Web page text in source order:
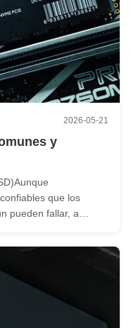
2026-05-21
y
que los
pueden fallar, a
antes de que sea